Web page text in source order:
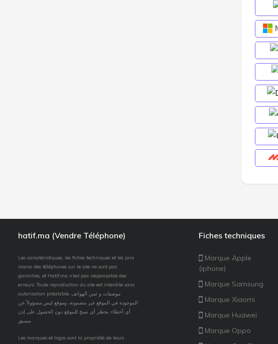
hatif.ma (Vendre Téléphone)
Les caractéristiques, les fiches techniques et les prix
maroc des téléphones sur le site ne sont pas
garanties, et Hatif.ma n'est pas responsable des
erreurs. Toute reproduction du site est interdite sans
autorisation préalable. موصفات و ثمن الهواتف
الموجودة في الموقع غير مضمونة، وموقع ليس مسؤولاً عن
أي أخطاء. يحظر أي نسخ للموقع دون الحصول على إذن
Les marques et logos sont la propriété de leurs
Fiches techniques
Marque Apple
(iphone)
Marque Samsung
Marque Xiaomi
Marque Huawei
Marque Oppo